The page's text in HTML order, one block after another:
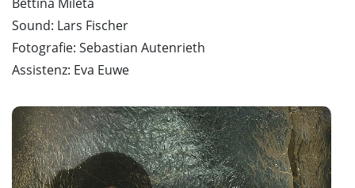
Sound: Lars Fischer
Fotografie: Sebastian Autenrieth
Assistenz: Eva Euwe